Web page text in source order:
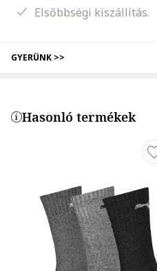
Elsőbbségi kiszállítás.
GYERÜNK >>
Hasonló termékek